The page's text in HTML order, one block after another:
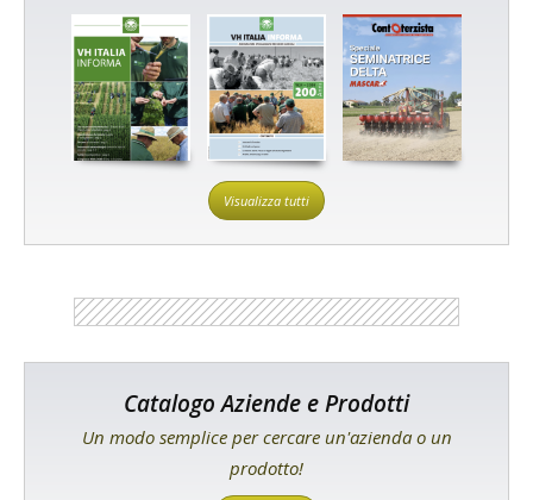
Visualizza tutti
Catalogo Aziende e Prodotti
Un modo semplice per cercare un'azienda o un
prodotto!